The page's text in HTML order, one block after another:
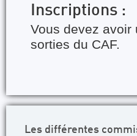
Inscriptions :
Vous devez avoir
sorties du CAF.
Les différentes